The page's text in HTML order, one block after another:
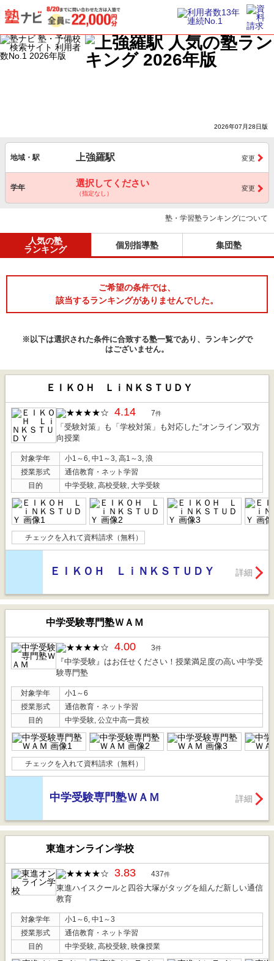
2026年07月28日版
地域・駅 上強羅駅 変更
学年 選択してください
（指定なし）
変更
塾・学習塾ランキングについて
人気の塾
ランキング
個別指導塾 集団塾
ご希望の条件では、
該当するランキングがありませんでした。
※以下は選択された条件に合致する塾一覧であり、ランキングで
はございません。
ＥＩＫＯＨ ＬｉＮＫＳＴＵＤＹ
4.14 7件
「受験対策」も「学校対策」も対応した“オンライン”双方
向授業
対象学年
小1～6, 中1～3, 高1～3, 浪
授業形式
通信教育・ネット学習
目的
中学受験, 高校受験, 大学受験
チェックを入れて資料請求（無料）
ＥＩＫＯＨ ＬｉＮＫＳＴＵＤＹ 詳細
中学受験専門塾ＷＡＭ
4.00 3件
『中学受験』はお任せください！授業満足度の高い中学受
験専門塾
対象学年
小1～6
授業形式
通信教育・ネット学習
目的
中学受験, 公立中高一貫校
チェックを入れて資料請求（無料）
中学受験専門塾ＷＡＭ 詳細
東進オンライン学校
3.83 437件
東進ハイスクールと四谷大塚がタッグを組んだ新しい通信
教育
対象学年
小1～6, 中1～3
授業形式
通信教育・ネット学習
目的
中学受験, 高校受験, 映像授業